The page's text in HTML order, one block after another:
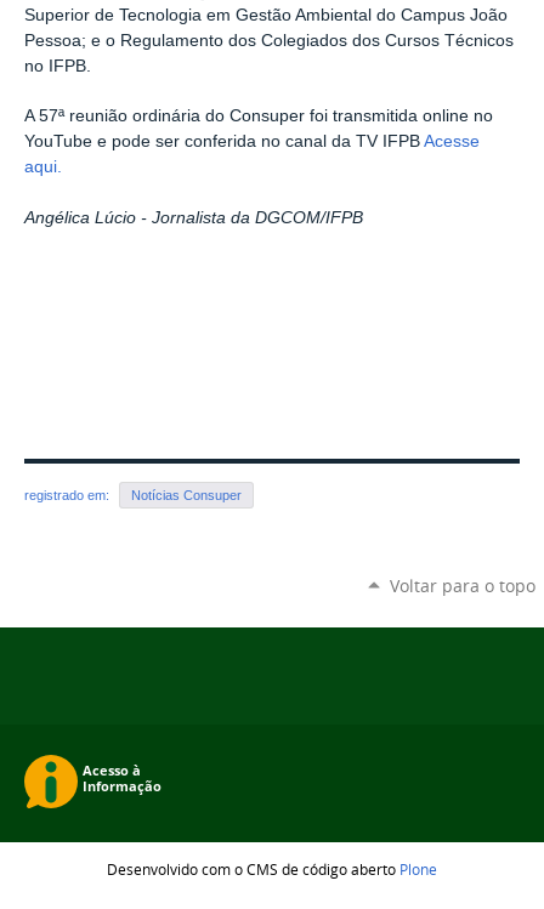
Superior de Tecnologia em Gestão Ambiental do Campus João
Pessoa; e o Regulamento dos Colegiados dos Cursos Técnicos
no IFPB.
A 57ª reunião ordinária do Consuper foi transmitida online no
YouTube e pode ser conferida no canal da TV IFPB Acesse
aqui.
Angélica Lúcio - Jornalista da DGCOM/IFPB
registrado em: Notícias Consuper
Voltar para o topo
Desenvolvido com o CMS de código aberto Plone